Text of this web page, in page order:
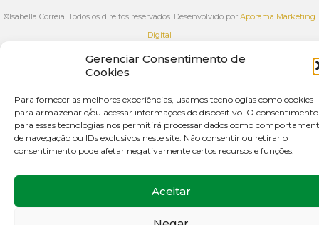
Gerenciar Consentimento de
Cookies
Para fornecer as melhores experiências, usamos tecnologias como cookies
para armazenar e/ou acessar informações do dispositivo. O consentimento
para essas tecnologias nos permitirá processar dados como
de navegação ou IDs exclusivos neste site. Não consentir ou retirar o
consentimento pode afetar negativamente certos recursos e funções.
Aceitar
©Isabella Correia. Todos os direitos reservados. Desenvolvido por Aporama Marketing
Digital
VOLTAR AO INÍCIO